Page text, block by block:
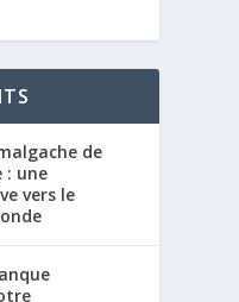
de
: une
vers le